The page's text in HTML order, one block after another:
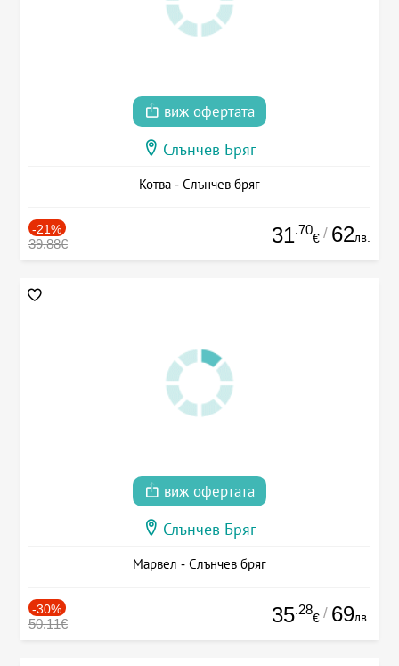
виж офертата
Слънчев Бряг
Котва - Слънчев бряг
-21%
39.88€ 31.70
€ / 62лв.
виж офертата
Слънчев Бряг
Марвел - Слънчев бряг
-30%
50.11€ 35.28
€ / 69лв.